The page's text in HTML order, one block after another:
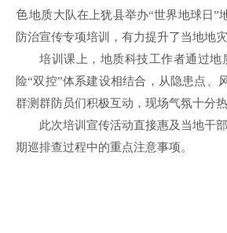
地质大队在上犹县举办“世界地球日”
防治宣传专项培训，有力提升了当地地灾
培训课上，地质科技工作者通过
险“双控”体系建设相结合，从隐患点
群测群防员们积极互动，现场气氛十分热
此次培训宣传活动直接惠及当地干
期巡排查过程中的重点注意事项。